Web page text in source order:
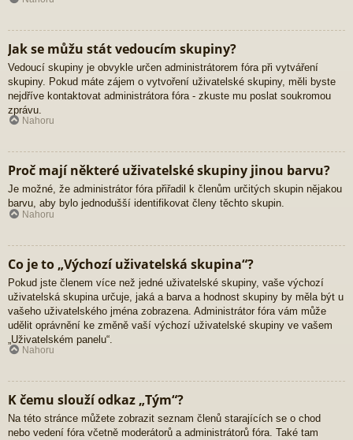
Jak se můžu stát vedoucím skupiny?
Vedoucí skupiny je obvykle určen administrátorem fóra při vytváření
skupiny. Pokud máte zájem o vytvoření uživatelské skupiny, měli byste
nejdříve kontaktovat administrátora fóra - zkuste mu poslat soukromou
zprávu.
Nahoru
Proč mají některé uživatelské skupiny jinou barvu?
Je možné, že administrátor fóra přiřadil k členům určitých skupin nějakou
barvu, aby bylo jednodušší identifikovat členy těchto skupin.
Nahoru
Co je to „Výchozí uživatelská skupina“?
Pokud jste členem více než jedné uživatelské skupiny, vaše výchozí
uživatelská skupina určuje, jaká a barva a hodnost skupiny by měla být u
vašeho uživatelského jména zobrazena. Administrátor fóra vám může
udělit oprávnění ke změně vaší výchozí uživatelské skupiny ve vašem
„Uživatelském panelu“.
Nahoru
K čemu slouží odkaz „Tým“?
Na této stránce můžete zobrazit seznam členů starajících se o chod
nebo vedení fóra včetně moderátorů a administrátorů fóra. Také tam